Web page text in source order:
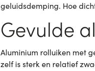
geluidsdemping. Hoe
Gevulde
Aluminium rolluiken met
zelf is sterk en relatief